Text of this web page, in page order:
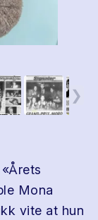
❯
Mona
vite at hun